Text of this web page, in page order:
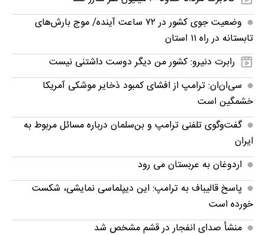
وضعیت جوی کشور در ۷۲ ساعت آینده/ موج بارش‌های
تابستانه در راه ۱۱ استان
رابرت دنیرو: کشور من دیگر دوست داشتنی نیست
سی‌ان‌ان: ترامپ از افشای کمبود ذخایر موشکی آمریکا
خشمگین است
گفت‌وگوی تلفنی ترامپ و بن‌سلمان درباره مسائل مربوط به
ایران
اردوغان به عربستان می رود
پاسخ قالیباف به ترامپ: این دیپلماسی نمایشی، شکست
خورده است
منشأ صدای انفجار در قشم مشخص شد